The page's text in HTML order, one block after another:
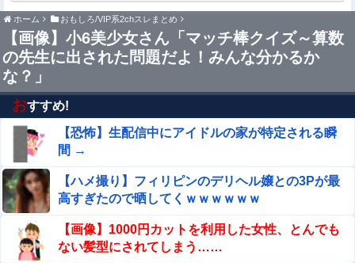
転生したらスライムだった件 第89話 感想：原初同士の戦
い！メイドvs執事になってる！
【画像】ジェフ・ベゾスさん（資産約43兆7700億円）の
嫁がコチラｗｗｗｗｗ
【ラーメン】マユ通でトプロの中の人がトプロを育成！
倉持由香、息子の「自閉スペクトラム症」診断にショック
で涙 見逃していた乳幼児期のサインとは
河出奈都美アナ ニットの●●、谷間チラ！！
【衝撃】広末涼子さんが地上波にスピード復帰できる理由
ホーム おもしろ/VIP系2chスレまとめ
【画像】小6美少女さん「マッチ棒クイズ～算数
の先生に出された問題だよ！みんな分かるか
な？」
おすすめ!
【恐怖】生配信中にアイドルの家が特定される瞬
間 →
【ハメ撮り】フィリピンのデリヘル嬢との3Pが最
高すぎたので晒してくｗｗｗｗｗｗ
【画像】1000円カットを利用した女性、とんでも
ない髪型にされてしまう……